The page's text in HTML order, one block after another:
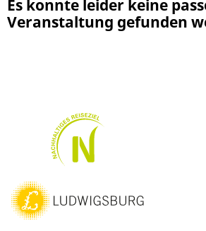
Es konnte leider keine
Veranstaltung gefunden